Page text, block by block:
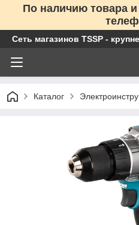
По наличию товара
Сеть магазинов TSSP -
Каталог